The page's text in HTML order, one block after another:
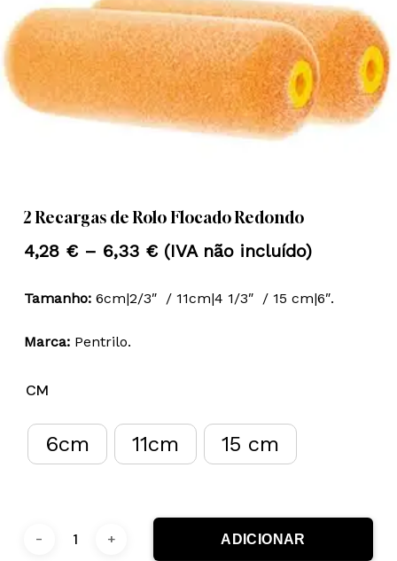
2 Recargas de Rolo Flocado Redondo
4,28 € – 6,33 €Price
4,28 €
(IVA não incluído)
Tamanho:6cm|2/3″ / 11cm|4 1/3″ / 15 cm|6″.
Marca:Pentrilo.
CM
6cm 11cm 15 cm
ADICIONAR
A sua avaliação sobre o produto*
Email